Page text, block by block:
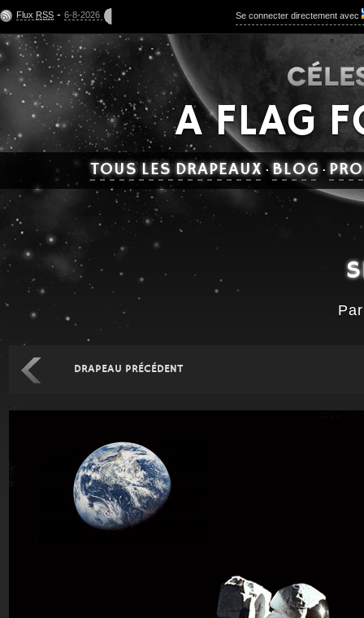
Se connecter directement avec
Flux RSS - 6-8-2026
A FLAG
TOUS LES DRAPEAUX · BLOG ·
DRAPEAU PRÉCÉDENT